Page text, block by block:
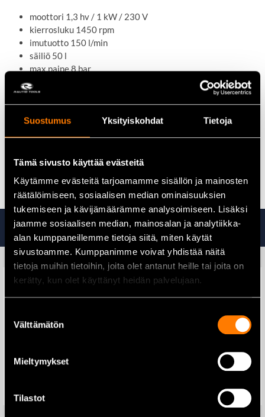
Suostumus Yksityiskohdat Tietoja
Tämä sivusto käyttää evästeitä
Käytämme evästeitä tarjoamamme sisällön ja mainosten
räätälöimiseen, sosiaalisen median ominaisuuksien
tukemiseen ja kävijämäärämme analysoimiseen. Lisäksi
jaamme sosiaalisen median, mainosalan ja analytiikka-
alan kumppaneillemme tietoja siitä, miten käytät
sivustoamme. Kumppanimme voivat yhdistää näitä
tietoja muihin tietoihin, joita olet antanut heille tai joita on
kerätty, kun olet käyttänyt heidän palvelujaan.
valinta
Välttämätön
Mieltymykset
Tilastot
moottori 1,3 hv / 1 kW / 230 V
kierrosluku 1450 rpm
imutuotto 150 l/min
säiliö 50 l
max.paine 8 bar
öljytön
lähtöliitännät: yksi paineenalennusventtiilistä
mittari ulostulopaineelle
kahva ja suuret pyörät helpottavat liikuttelua
mitat: P720 x L330 x K650 mm
Tutustu myös
Makita B-49840
32,90
Futech digitaalinen vesivaaka
Lisää ostoskoriin